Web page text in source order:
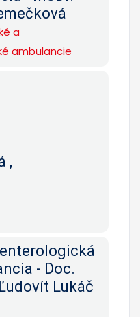
a
ambulancie
,
- Doc.
Lukáč